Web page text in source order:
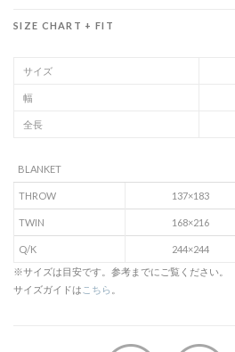
SIZE CHART + FIT
サイズ
幅
全長
BLANKET
THROW 137×183
TWIN 168×216
Q/K 244×244
※サイズは目安です。参考までにご覧ください。
サイズガイドは こちら